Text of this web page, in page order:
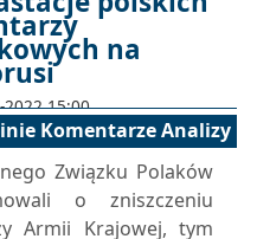
na
15:00
Komentarze Analizy
Związku Polaków
o zniszczeniu
Armii Krajowej, tym